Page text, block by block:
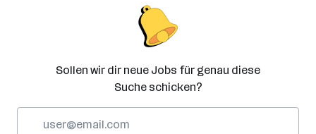
Sollen wir dir neue Jobs für genau diese
Suche schicken?